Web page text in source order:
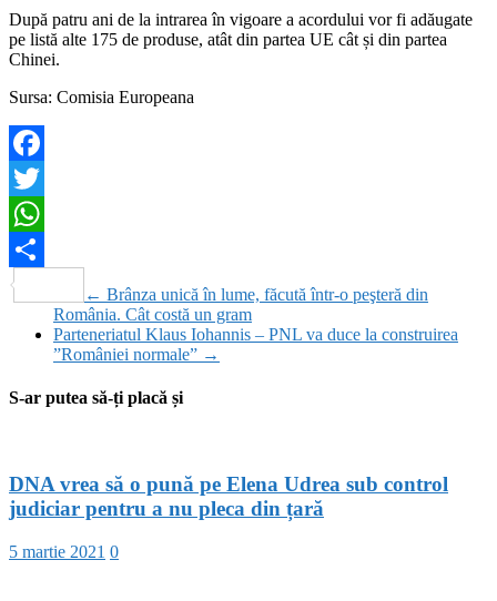
După patru ani de la intrarea în vigoare a acordului vor fi adăugate
pe listă alte 175 de produse, atât din partea UE cât și din partea
Chinei.
Sursa: Comisia Europeana
Facebook
Twitter
WhatsApp
Partajează
← Brânza unică în lume, făcută într-o peşteră din
România. Cât costă un gram
Parteneriatul Klaus Iohannis – PNL va duce la construirea
”României normale” →
S-ar putea să-ți placă și
DNA vrea să o pună pe Elena Udrea sub control
judiciar pentru a nu pleca din țară
5 martie 2021 0